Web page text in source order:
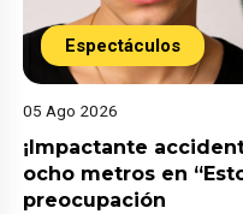
Espectáculos
05 Ago 2026
¡Impactante
ocho metros en
preocupación